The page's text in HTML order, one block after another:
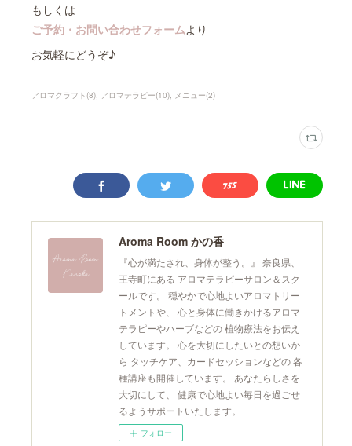
もしくは
ご予約・お問い合わせフォームより
お気軽にどうぞ♪
アロマクラフト (8) アロマテラピー(10) メニュー(2)
Aroma Room かの香
『心が満たされ、身体が整う。』 奈良県、
王寺町にある アロマテラピーサロン＆スク
ールです。 穏やかで心地よいアロマトリー
トメントや、 心と身体に働きかけるアロマ
テラピーやハーブなどの 植物療法をお伝え
しています。 心を大切にしたいとの想いか
ら タッチケア、カードセッションなどの 各
種講座も開催しています。 あなたらしさを
大切にして、 健康で心地よい毎日を過ごせ
るようサポートいたします。
フォロー